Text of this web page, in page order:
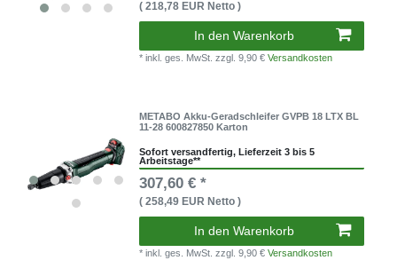
( 218,78 EUR Netto )
In den Warenkorb
* inkl. ges. MwSt.zzgl. 9,90 €Versandkosten
METABO Akku-Geradschleifer GVPB 18 LTX BL
11-28 600827850 Karton
Sofort versandfertig, Lieferzeit 3 bis 5
Arbeitstage**
307,60 € *
( 258,49 EUR Netto )
In den Warenkorb
* inkl. ges. MwSt.zzgl. 9,90 €Versandkosten